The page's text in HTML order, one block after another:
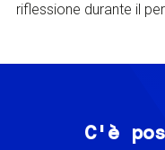
riflessione durante il
C'è